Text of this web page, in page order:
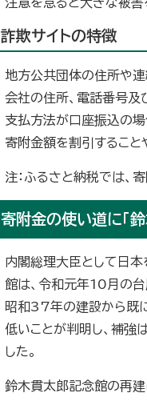
詐欺サイトの特徴
地方公共団体の住所や連
会社の住所、電話番号及
支払方法が口座振込の場
寄附金額を割引すること
注：ふるさと納税では、
寄附金の使い道に「
内閣総理大臣として日
館は、令和元年10月の台
昭和37年の建設から既
低いことが判明し、補強
した。
鈴木貫太郎記念館の再建